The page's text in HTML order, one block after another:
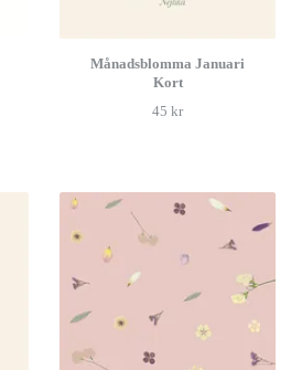
Månadsblomma Januari
Kort
45 kr